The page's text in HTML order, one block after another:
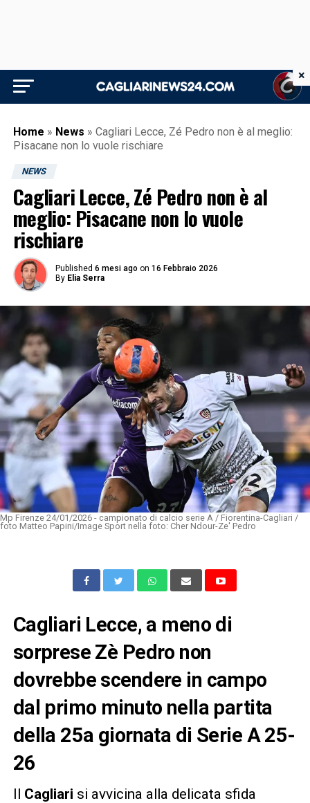
Home » News » Cagliari Lecce, Zé Pedro non è al meglio:
Pisacane non lo vuole rischiare
NEWS
Cagliari Lecce, Zé Pedro non è al
meglio: Pisacane non lo vuole
rischiare
Published 6 mesi ago on 16 Febbraio 2026
By Elia Serra
Mp Firenze 24/01/2026 - campionato di calcio serie A / Fiorentina-Cagliari /
foto Matteo Papini/Image Sport nella foto: Cher Ndour-Ze' Pedro
Cagliari Lecce, a meno di
sorprese Zè Pedro non
dovrebbe scendere in campo
dal primo minuto nella partita
della 25a giornata di Serie A 25-
26
Il Cagliari si avvicina alla delicata sfida
×